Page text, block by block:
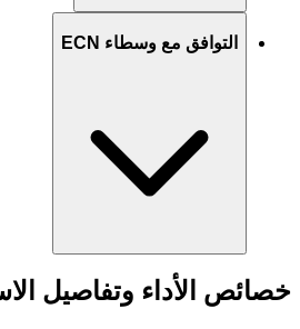
التوافق مع وسطاء ECN
خصائص الأداء وتفاصيل